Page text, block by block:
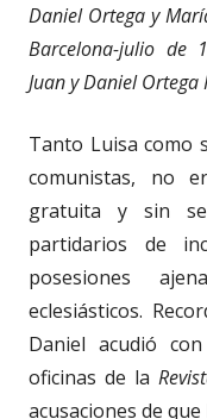
Daniel Ortega y
Barcelona-julio de
Juan y Daniel Ortega
Tanto Luisa como
comunistas, no
gratuita y sin
partidarios de
posesiones
eclesiásticos.
Daniel acudió
oficinas de la
acusaciones de